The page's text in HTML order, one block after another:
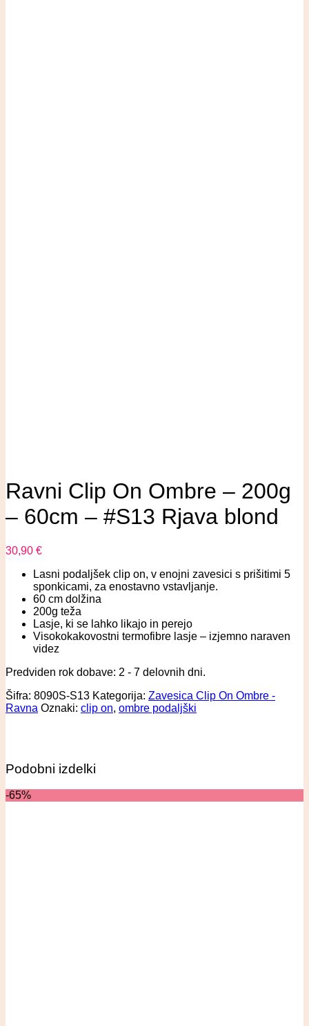
Ravni Clip On Ombre – 200g
– 60cm – #S13 Rjava blond
30,90 €
Lasni podaljšek clip on, v enojni zavesici s prišitimi 5
sponkicami, za enostavno vstavljanje.
60 cm dolžina
200g teža
Lasje, ki se lahko likajo in perejo
Visokokakovostni termofibre lasje – izjemno naraven
videz
Predviden rok dobave: 2 - 7 delovnih dni.
Šifra: 8090S-S13 Kategorija: Zavesica Clip On Ombre -
Ravna Oznaki: clip on, ombre podaljški
Podobni izdelki
-65%